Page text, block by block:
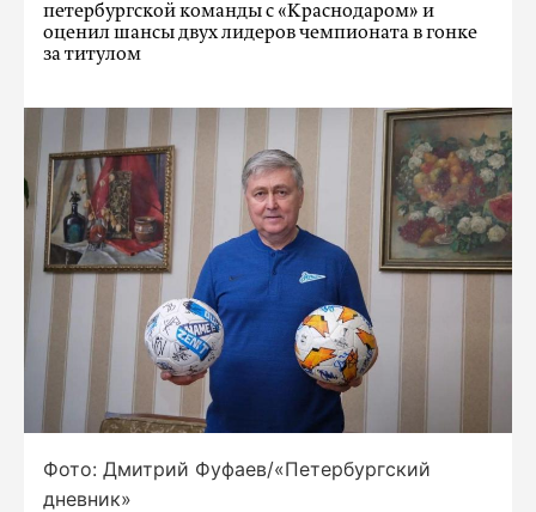
петербургской команды с «Краснодаром» и
оценил шансы двух лидеров чемпионата в гонке
за титулом
Фото: Дмитрий Фуфаев/«Петербургский
дневник»